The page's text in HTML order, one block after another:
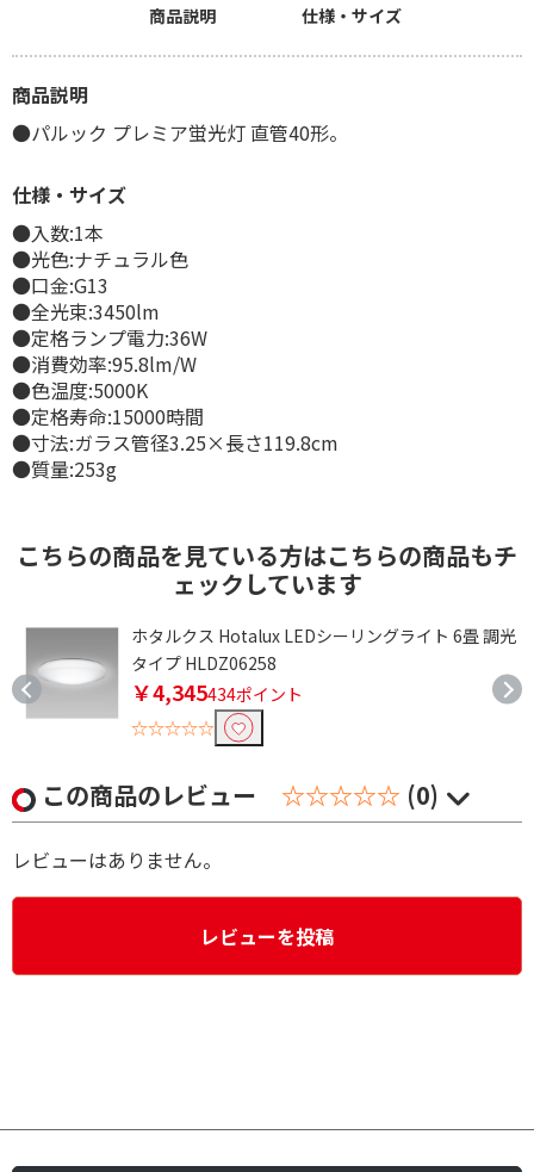
商品説明 仕様・サイズ
商品説明
●パルック プレミア蛍光灯 直管40形。
仕様・サイズ
●入数:1本
●光色:ナチュラル色
●口金:G13
●全光束:3450lm
●定格ランプ電力:36W
●消費効率:95.8lm/W
●色温度:5000K
●定格寿命:15000時間
●寸法:ガラス管径3.25×長さ119.8cm
●質量:253g
こちらの商品を見ている方はこちらの商品もチ
ェックしています
ホタルクス Hotalux LEDシーリングライト 6畳 調光
タイプ HLDZ06258
￥4,345434ポイント
☆☆☆☆☆
この商品のレビュー ☆☆☆☆☆ (0)
レビューはありません。
レビューを投稿